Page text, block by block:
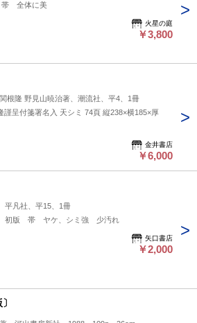
帯 全体に美
火星の庭
￥3,800
根隆 野見山暁治著、潮流社、平4、1冊
謹呈付箋署名入 天シミ 74頁 縦238×横185×厚
金井書店
￥6,000
平凡社、平15、1冊
初版 帯 ヤケ、シミ強 少汚れ
矢口書店
￥2,000